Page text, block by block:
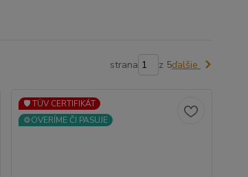
strana z 5ďalšie
🛡️ TÜV CERTIFIKÁT
⚙️OVERÍME ČI PASUJE